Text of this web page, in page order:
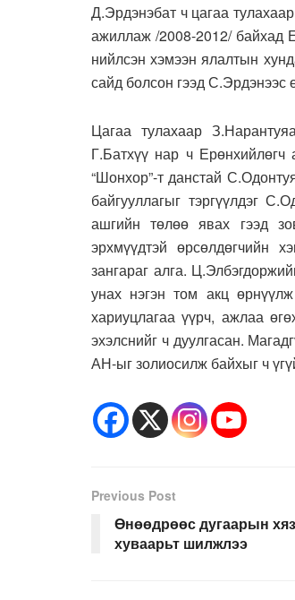
Д.Эрдэнэбат ч цагаа
ажиллаж /2008-2012/ байхад
нийлсэн хэмээн ялалтын
сайд болсон гээд С.Эрдэнээс
Цагаа тулахаар
Г.Батхүү нар ч
“Шонхор”-т данстай
байгууллагыг тэргүүлдэг
ашгийн төлөө явах гээд
эрхмүүдтэй өрсөлдөгчийн
зангараг алга.
унах нэгэн том акц
хариуцлагаа үүрч, ажлаа
эхэлснийг ч дуулгасан.
АН-ыг золиосилж байхыг ч
Previous Post
Өнөөдрөөс дугаарын
хуваарьт шилжлээ